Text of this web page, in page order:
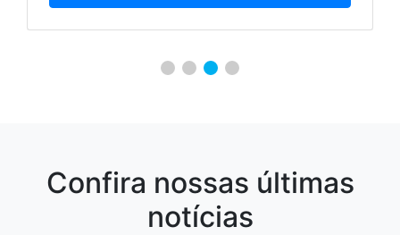
Confira nossas últimas
notícias